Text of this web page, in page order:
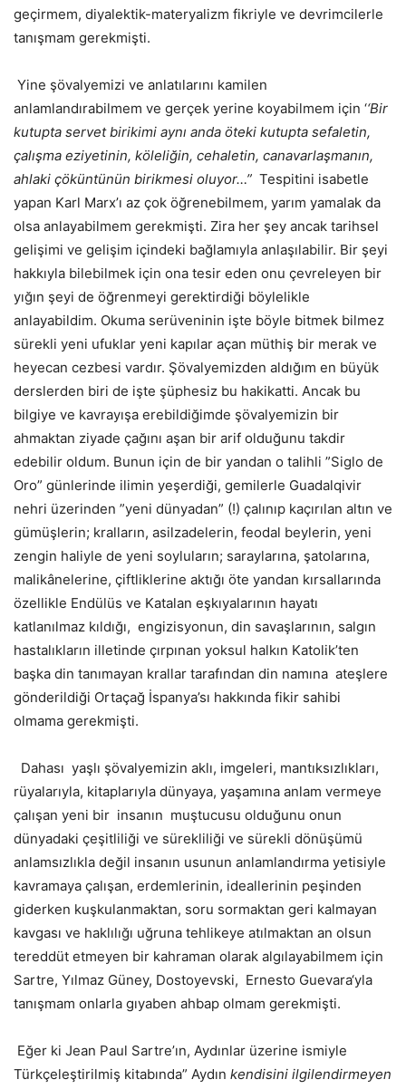
geçirmem, diyalektik-materyalizm fikriyle ve devrimcilerle
tanışmam gerekmişti.
Yine şövalyemizi ve anlatılarını kamilen
anlamlandırabilmem ve gerçek yerine koyabilmem için ‘‘Bir
kutupta servet birikimi aynı anda öteki kutupta sefaletin,
çalışma eziyetinin, köleliğin, cehaletin, canavarlaşmanın,
ahlaki çöküntünün birikmesi oluyor…” Tespitini isabetle
yapan Karl Marx’ı az çok öğrenebilmem, yarım yamalak da
olsa anlayabilmem gerekmişti. Zira her şey ancak tarihsel
gelişimi ve gelişim içindeki bağlamıyla anlaşılabilir. Bir şeyi
hakkıyla bilebilmek için ona tesir eden onu çevreleyen bir
yığın şeyi de öğrenmeyi gerektirdiği böylelikle
anlayabildim. Okuma serüveninin işte böyle bitmek bilmez
sürekli yeni ufuklar yeni kapılar açan müthiş bir merak ve
heyecan cezbesi vardır. Şövalyemizden aldığım en büyük
derslerden biri de işte şüphesiz bu hakikatti. Ancak bu
bilgiye ve kavrayışa erebildiğimde şövalyemizin bir
ahmaktan ziyade çağını aşan bir arif olduğunu takdir
edebilir oldum. Bunun için de bir yandan o talihli ”Siglo de
Oro” günlerinde ilimin yeşerdiği, gemilerle Guadalqivir
nehri üzerinden ”yeni dünyadan” (!) çalınıp kaçırılan altın ve
gümüşlerin; kralların, asilzadelerin, feodal beylerin, yeni
zengin haliyle de yeni soyluların; saraylarına, şatolarına,
malikânelerine, çiftliklerine aktığı öte yandan kırsallarında
özellikle Endülüs ve Katalan eşkıyalarının hayatı
katlanılmaz kıldığı, engizisyonun, din savaşlarının, salgın
hastalıkların illetinde çırpınan yoksul halkın Katolik’ten
başka din tanımayan krallar tarafından din namına ateşlere
gönderildiği Ortaçağ İspanya’sı hakkında fikir sahibi
olmama gerekmişti.
Dahası yaşlı şövalyemizin aklı, imgeleri, mantıksızlıkları,
rüyalarıyla, kitaplarıyla dünyaya, yaşamına anlam vermeye
çalışan yeni bir insanın muştucusu olduğunu onun
dünyadaki çeşitliliği ve sürekliliği ve sürekli dönüşümü
anlamsızlıkla değil insanın usunun anlamlandırma yetisiyle
kavramaya çalışan, erdemlerinin, ideallerinin peşinden
giderken kuşkulanmaktan, soru sormaktan geri kalmayan
kavgası ve haklılığı uğruna tehlikeye atılmaktan an olsun
tereddüt etmeyen bir kahraman olarak algılayabilmem için
Sartre, Yılmaz Güney, Dostoyevski, Ernesto Guevara‘yla
tanışmam onlarla gıyaben ahbap olmam gerekmişti.
Eğer ki Jean Paul Sartre’ın, Aydınlar üzerine ismiyle
Türkçeleştirilmiş kitabında” Aydın kendisini ilgilendirmeyen